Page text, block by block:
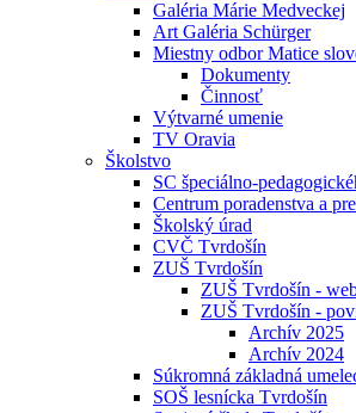
Galéria Márie Medveckej
Art Galéria Schürger
Miestny odbor Matice
Dokumenty
Činnosť
Výtvarné umenie
TV Oravia
Školstvo
SC špeciálno-
Centrum poradenstva a
Školský úrad
CVČ Tvrdošín
ZUŠ Tvrdošín
ZUŠ Tvrdošín -
ZUŠ Tvrdošín -
Archív 2025
Archív 2024
Súkromná základná
SOŠ lesnícka Tvrdošín